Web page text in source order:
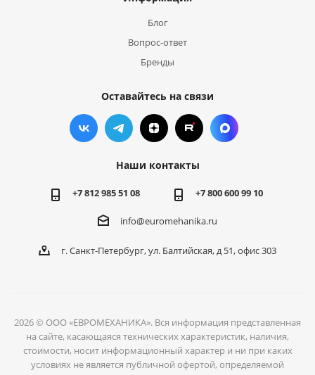
Блог
Вопрос-ответ
Бренды
Оставайтесь на связи
Наши контакты
+7 812 985 51 08 +7 800 600 99 10
info@euromehanika.ru
г. Санкт-Петербург, ул. Балтийская, д 51, офис 303
2026 © ООО «ЕВРОМЕХАНИКА». Вся информация представленная
на сайте, касающаяся технических характеристик, наличия,
стоимости, носит информационный характер и ни при каких
условиях не является публичной офертой, определяемой